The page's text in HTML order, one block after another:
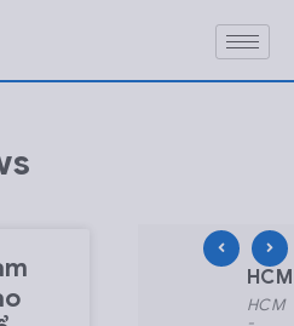
Nhân viên CSKH Part-time
HCM – Junior
HCM